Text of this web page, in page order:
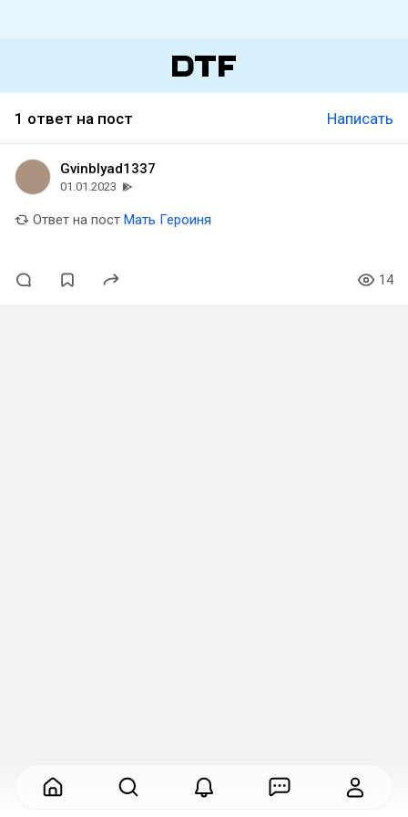
1 ответ на пост Написать
Gvinblyad1337
01.01.2023
Ответ на пост Мать Героиня
14